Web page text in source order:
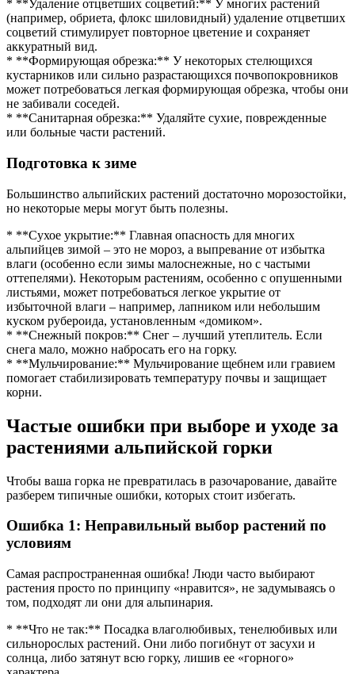
* **Удаление отцветших соцветий:** У многих растений
(например, обриета, флокс шиловидный) удаление отцветших
соцветий стимулирует повторное цветение и сохраняет
аккуратный вид.
* **Формирующая обрезка:** У некоторых стелющихся
кустарников или сильно разрастающихся почвопокровников
может потребоваться легкая формирующая обрезка, чтобы они
не забивали соседей.
* **Санитарная обрезка:** Удаляйте сухие, поврежденные
или больные части растений.
Подготовка к зиме
Большинство альпийских растений достаточно морозостойки,
но некоторые меры могут быть полезны.
* **Сухое укрытие:** Главная опасность для многих
альпийцев зимой – это не мороз, а выпревание от избытка
влаги (особенно если зимы малоснежные, но с частыми
оттепелями). Некоторым растениям, особенно с опушенными
листьями, может потребоваться легкое укрытие от
избыточной влаги – например, лапником или небольшим
куском рубероида, установленным «домиком».
* **Снежный покров:** Снег – лучший утеплитель. Если
снега мало, можно набросать его на горку.
* **Мульчирование:** Мульчирование щебнем или гравием
помогает стабилизировать температуру почвы и защищает
корни.
Частые ошибки при выборе и уходе за
растениями альпийской горки
Чтобы ваша горка не превратилась в разочарование, давайте
разберем типичные ошибки, которых стоит избегать.
Ошибка 1: Неправильный выбор растений по
условиям
Самая распространенная ошибка! Люди часто выбирают
растения просто по принципу «нравится», не задумываясь о
том, подходят ли они для альпинария.
* **Что не так:** Посадка влаголюбивых, тенелюбивых или
сильнорослых растений. Они либо погибнут от засухи и
солнца, либо затянут всю горку, лишив ее «горного»